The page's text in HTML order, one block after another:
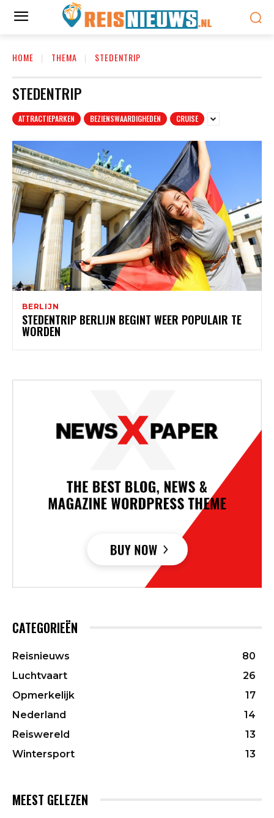
HOME THEMA STEDENTRIP
STEDENTRIP
ATTRACTIEPARKEN BEZIENSWAARDIGHEDEN CRUISE
BERLIJN
STEDENTRIP BERLIJN BEGINT WEER POPULAIR TE
WORDEN
CATEGORIEËN
Reisnieuws
80
Luchtvaart
26
Opmerkelijk
17
Nederland
14
Reiswereld
13
Wintersport
13
MEEST GELEZEN